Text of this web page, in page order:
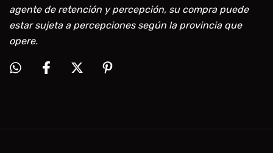
agente de retención y percepción, su compra puede
estar sujeta a percepciones según la provincia que
opere.